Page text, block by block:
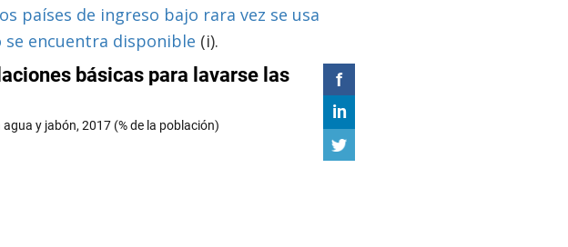
países de ingreso bajo rara vez se usa
encuentra disponible (i).